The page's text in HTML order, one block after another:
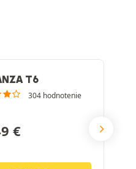
T6
304 hodnotenie
€